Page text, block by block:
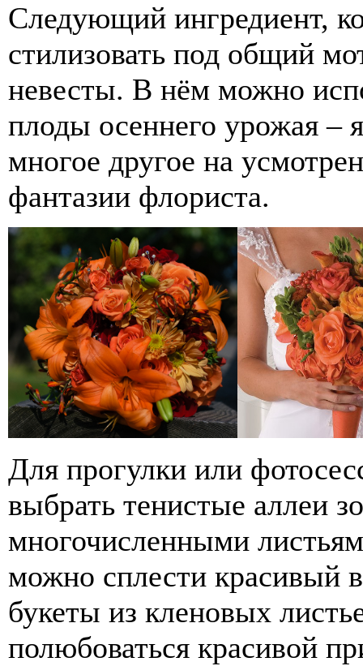
Следующий ингредиент,
стилизовать под общий
невесты. В нём можно
плоды осеннего урожая –
многое другое на
фантазии флориста.
Для прогулки или
выбрать тенистые аллеи
многочисленными
можно сплести красивый
букеты из кленовых
полюбоваться красивой